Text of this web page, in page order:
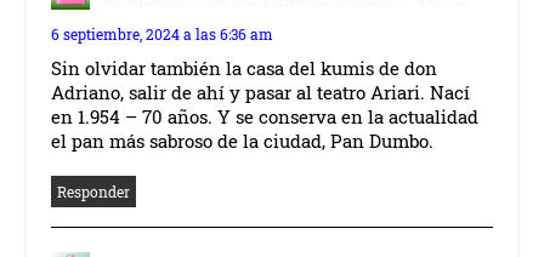
6 septiembre, 2024 a las 6:36 am
Sin olvidar también la casa del kumis de don
Adriano, salir de ahí y pasar al teatro Ariari. Nací
en 1.954 – 70 años. Y se conserva en la actualidad
el pan más sabroso de la ciudad, Pan Dumbo.
Responder